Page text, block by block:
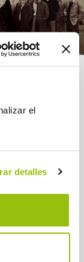
el
detalles
Cada
después de
la
la
alto nivel
cinco